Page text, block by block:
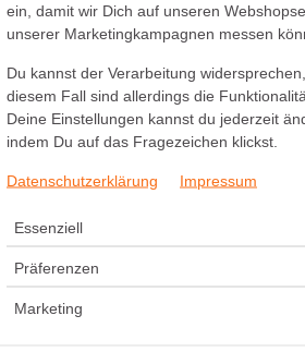
ø
27,90
* Die Preise können nach
ein, damit wir Dich auf unseren
unserer Marketingkampagnen messen
Du kannst der Verarbeitung
diesem Fall sind allerdings die
Deine Einstellungen kannst du jederzeit
indem Du auf das Fragezeichen klickst.
Datenschutzerklärung Impressum
Essenziell
Präferenzen
Marketing